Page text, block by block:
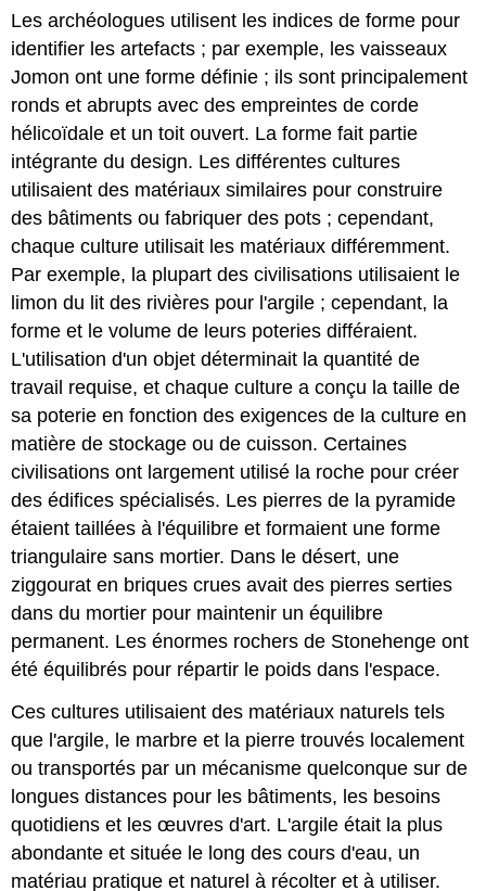
Les archéologues utilisent les indices de forme pour
identifier les artefacts ; par exemple, les vaisseaux
Jomon ont une forme définie ; ils sont principalement
ronds et abrupts avec des empreintes de corde
hélicoïdale et un toit ouvert. La forme fait partie
intégrante du design. Les différentes cultures
utilisaient des matériaux similaires pour construire
des bâtiments ou fabriquer des pots ; cependant,
chaque culture utilisait les matériaux différemment.
Par exemple, la plupart des civilisations utilisaient le
limon du lit des rivières pour l'argile ; cependant, la
forme et le volume de leurs poteries différaient.
L'utilisation d'un objet déterminait la quantité de
travail requise, et chaque culture a conçu la taille de
sa poterie en fonction des exigences de la culture en
matière de stockage ou de cuisson. Certaines
civilisations ont largement utilisé la roche pour créer
des édifices spécialisés. Les pierres de la pyramide
étaient taillées à l'équilibre et formaient une forme
triangulaire sans mortier. Dans le désert, une
ziggourat en briques crues avait des pierres serties
dans du mortier pour maintenir un équilibre
permanent. Les énormes rochers de Stonehenge ont
été équilibrés pour répartir le poids dans l'espace.
Ces cultures utilisaient des matériaux naturels tels
que l'argile, le marbre et la pierre trouvés localement
ou transportés par un mécanisme quelconque sur de
longues distances pour les bâtiments, les besoins
quotidiens et les œuvres d'art. L'argile était la plus
abondante et située le long des cours d'eau, un
matériau pratique et naturel à récolter et à utiliser.